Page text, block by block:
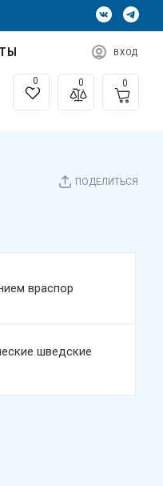
ВХОД
0 0 0
ПОДЕЛИТЬСЯ
враспор
шведские